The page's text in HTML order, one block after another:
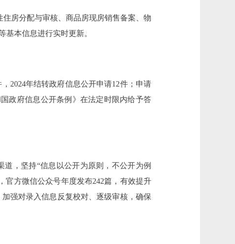
房分配与审核、商品房现房销售备案、物
基本信息进行实时更新。
2024年结转政府信息公开申请12件；申请
政府信息公开条例》在法定时限内给予答
，坚持“信息以公开为原则，不公开为例
官方微信公众号年度发布242篇，有效提升
强对录入信息反复校对、逐级审核，确保